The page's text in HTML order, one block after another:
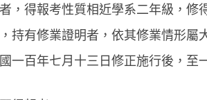
，得報考性質相近學系二年級，修
持有修業證明者，依其修業情形屬
一百年七月十三日修正施行後，